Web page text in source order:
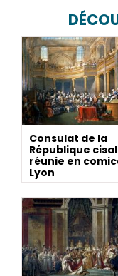
Consulat de la
République
réunie en
Lyon